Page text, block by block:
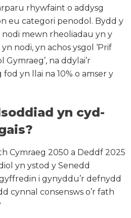
rhywfaint o addysg
eu categori penodol. Bydd y
mewn rheoliadau yn y
nodi, yn achos ysgol ‘Prif
Gymraeg’, na ddylai’r
yn llai na 10% o amser y
yn cyd-
Cymraeg 2050 a Deddf 2025
yn ystod y Senedd
i gynyddu’r defnydd
cynnal consensws o’r fath